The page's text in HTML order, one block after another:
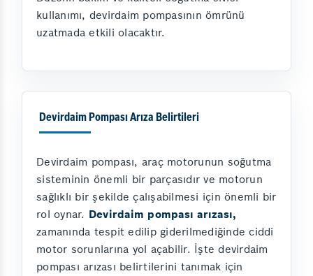
kullanımı, devirdaim pompasının ömrünü
uzatmada etkili olacaktır.
Devirdaim Pompası Arıza Belirtileri
Devirdaim pompası, araç motorunun soğutma
sisteminin önemli bir parçasıdır ve motorun
sağlıklı bir şekilde çalışabilmesi için önemli bir
rol oynar. Devirdaim pompası arızası,
zamanında tespit edilip giderilmediğinde ciddi
motor sorunlarına yol açabilir. İşte devirdaim
pompası arızası belirtilerini tanımak için